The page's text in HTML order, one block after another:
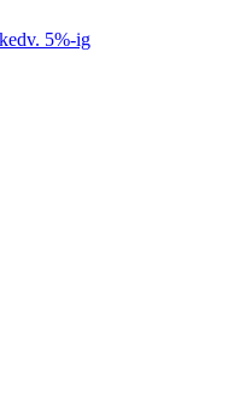
5%-ig